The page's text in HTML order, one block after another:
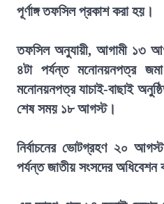
পূর্ণাঙ্গ তফসিল প্রকাশ করা হয়।
তফসিল অনুযায়ী, আগামী ১৩
৪টা পর্যন্ত মনোনয়নপত্র
মনোনয়নপত্র যাচাই-বাছাই
শেষ সময় ১৮ আগস্ট।
নির্বাচনের ভোটগ্রহণ ২০
পর্যন্ত জাতীয় সংসদের অধিবেশন